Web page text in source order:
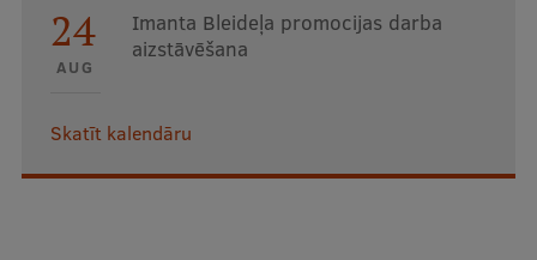
24
AUG
Imanta Bleideļa promocijas darba
aizstāvēšana
Skatīt kalendāru